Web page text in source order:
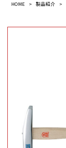
HOME 製品紹介